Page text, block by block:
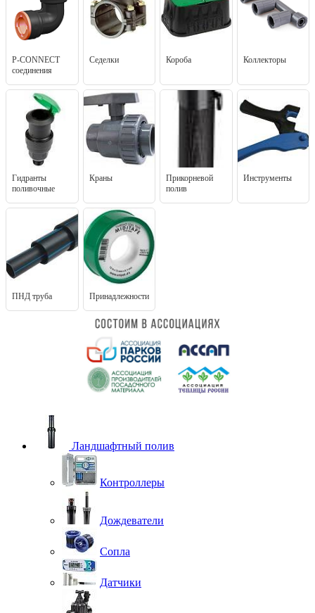
P-CONNECT
соединения
Седелки Короба Коллекторы
Гидранты
поливочные
Краны
Прикорневой
полив
Инструменты
ПНД труба Принадлежности
Ландшафтный полив
Контроллеры
Дождеватели
Сопла
Датчики